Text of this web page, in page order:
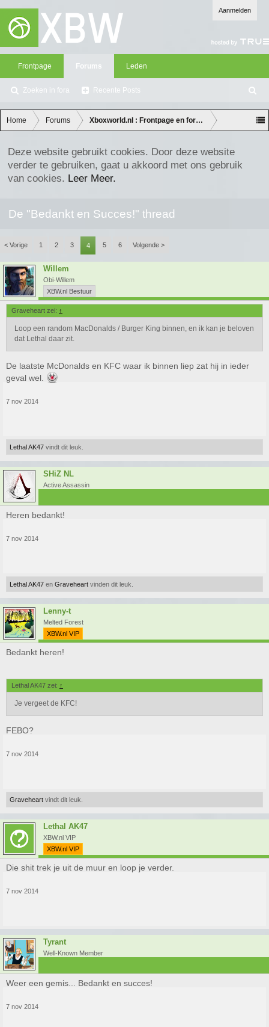
Aanmelden
Frontpage Forums
Zoeken in fora Recente Posts
Leden
oe
ke
n
Home Forums Xboxworld.nl : Frontpage en forum discussie
Deze website gebruikt cookies. Door deze website
verder te gebruiken, gaat u akkoord met ons gebruik
van cookies. Leer Meer.
De "Bedankt en Succes!" thread
< Vorige 1 2 3 4 5 6 Volgende >
Willem
Obi-Willem
XBW.nl Bestuur
Graveheart zei: ↑
Loop een random MacDonalds / Burger King binnen, en ik kan je beloven
dat Lethal daar zit.
De laatste McDonalds en KFC waar ik binnen liep zat hij in ieder
geval wel.
7 nov 2014
Lethal AK47 vindt dit leuk.
SHiZ NL
Active Assassin
Heren bedankt!
7 nov 2014
Lethal AK47 en Graveheart vinden dit leuk.
Lenny-t
Melted Forest
XBW.nl VIP
Bedankt heren!
Lethal AK47 zei: ↑
Je vergeet de KFC!
FEBO?
7 nov 2014
Graveheart vindt dit leuk.
Lethal AK47
XBW.nl VIP
XBW.nl VIP
Die shit trek je uit de muur en loop je verder.
7 nov 2014
Tyrant
Well-Known Member
Weer een gemis... Bedankt en succes!
7 nov 2014